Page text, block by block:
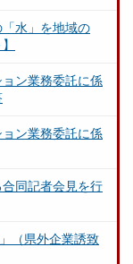
水」を地域の
ン業務委託に係
ン業務委託に係
同記者会見を行
（県外企業誘致